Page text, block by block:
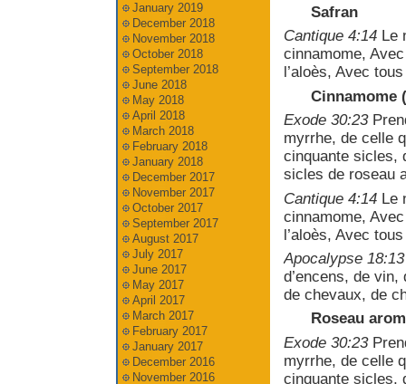
Safran
Cantique 4:14Le
cinnamome,
l’aloès, Avec
Cinnamome
Exode 30:23
myrrhe, de celle
cinquante sicles,
sicles de roseau
Cantique 4:14Le
cinnamome,
l’aloès, Avec
Apocalypse 18:13
d’encens, de
de chevaux, de
Roseau
Exode 30:23
myrrhe, de celle
cinquante sicles,
January 2019
December 2018
November 2018
October 2018
September 2018
June 2018
May 2018
April 2018
March 2018
February 2018
January 2018
December 2017
November 2017
October 2017
September 2017
August 2017
July 2017
June 2017
May 2017
April 2017
March 2017
February 2017
January 2017
December 2016
November 2016